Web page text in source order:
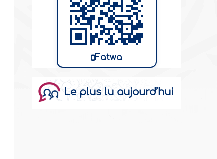
Fatwa
Le plus lu aujourd’hui